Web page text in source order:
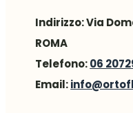
Indirizzo:Via
ROMA
Telefono:06
Email: